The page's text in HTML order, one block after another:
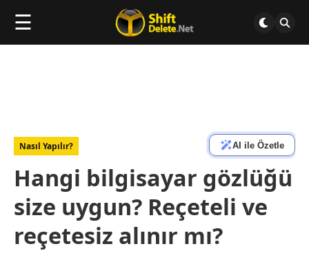
☰
Nasıl Yapılır? AI ile Özetle
Hangi bilgisayar gözlüğü
size uygun? Reçeteli ve
reçetesiz alınır mı?